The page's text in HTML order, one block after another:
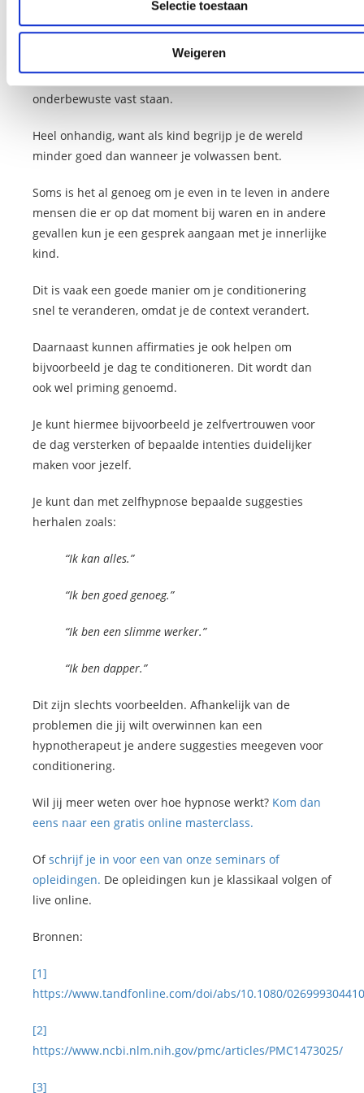
Selectie toestaan
Weigeren
Vaak is dit een herinnering uit je jeugd, omdat dat het
moment in je leven is waar je op van alles en nog wat
bepaalde conditioneringen krijgt en die blijven in je
onderbewuste vast staan.
Heel onhandig, want als kind begrijp je de wereld
minder goed dan wanneer je volwassen bent.
Soms is het al genoeg om je even in te leven in andere
mensen die er op dat moment bij waren en in andere
gevallen kun je een gesprek aangaan met je innerlijke
kind.
Dit is vaak een goede manier om je conditionering
snel te veranderen, omdat je de context verandert.
Daarnaast kunnen affirmaties je ook helpen om
bijvoorbeeld je dag te conditioneren. Dit wordt dan
ook wel priming genoemd.
Je kunt hiermee bijvoorbeeld je zelfvertrouwen voor
de dag versterken of bepaalde intenties duidelijker
maken voor jezelf.
Je kunt dan met zelfhypnose bepaalde suggesties
herhalen zoals:
“Ik kan alles.”
“Ik ben goed genoeg.”
“Ik ben een slimme werker.”
“Ik ben dapper.”
Dit zijn slechts voorbeelden. Afhankelijk van de
problemen die jij wilt overwinnen kan een
hypnotherapeut je andere suggesties meegeven voor
conditionering.
Wil jij meer weten over hoe hypnose werkt? Kom dan
eens naar een gratis online masterclass.
Ofschrijf je in voor een van onze seminars of
opleidingen. De opleidingen kun je klassikaal volgen of
live online.
Bronnen:
[1]
https://www.tandfonline.com/doi/abs/10.1080/
[2]
https://www.ncbi.nlm.nih.gov/pmc/articles/PMC1473025/
[3]